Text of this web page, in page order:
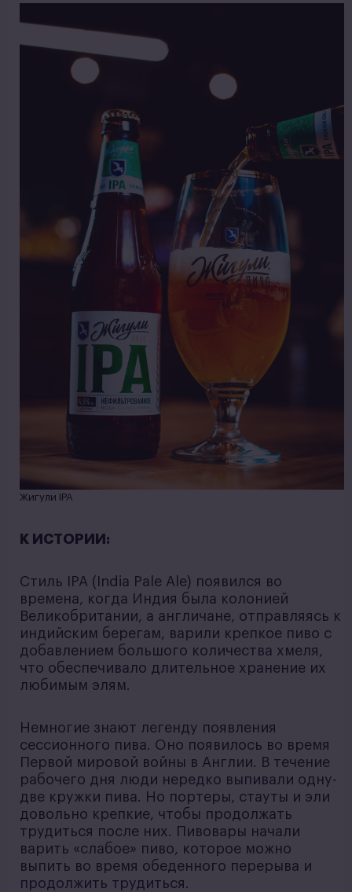
Жигули IPA
К ИСТОРИИ:
Стиль IPA (India Pale Ale) появился во
времена, когда Индия была колонией
Великобритании, а англичане, отправляясь к
индийским берегам, варили крепкое пиво с
добавлением большого количества хмеля,
что обеспечивало длительное хранение их
любимым элям.
Немногие знают легенду появления
сессионного пива. Оно появилось во время
Первой мировой войны в Англии. В течение
рабочего дня люди нередко выпивали одну-
две кружки пива. Но портеры, стауты и эли
довольно крепкие, чтобы продолжать
трудиться после них. Пивовары начали
варить «слабое» пиво, которое можно
выпить во время обеденного перерыва и
продолжить трудиться.